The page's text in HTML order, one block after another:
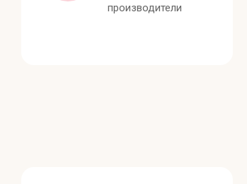
производители